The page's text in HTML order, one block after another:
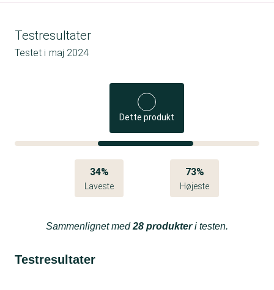
Testresultater
Testet i maj 2024
Dette produkt
34%
Laveste
73%
Højeste
Sammenlignet med28 produkteri testen.
Testresultater